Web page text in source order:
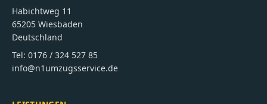
Habichtweg 11
65205 Wiesbaden
Deutschland
Tel: 0176 / 324 527 85
info@n1umzugsservice.de